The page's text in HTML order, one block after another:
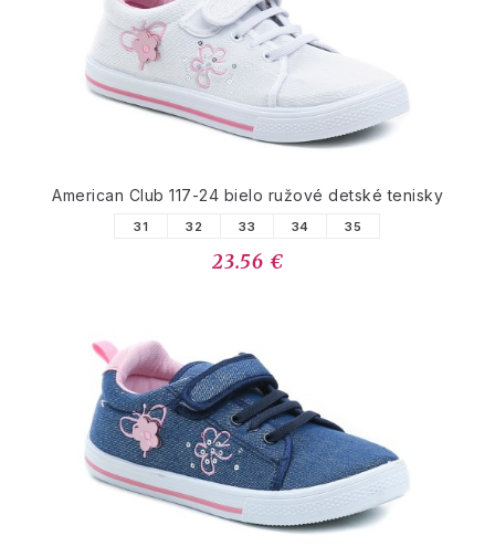
American Club 117-24 bielo ružové detské tenisky
31 32 33 34 35
23.56 €